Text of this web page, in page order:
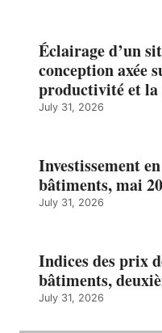
Éclairage d’un
conception axée
productivité et
July 31, 2026
Investissement
bâtiments, mai
July 31, 2026
Indices des prix
bâtiments,
July 31, 2026